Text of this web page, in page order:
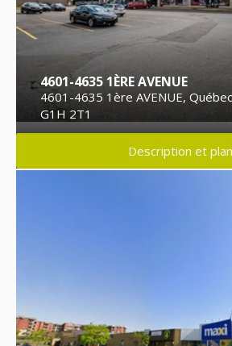
4601-4635 1ÈRE AVENUE
4601-4635 1ère AVENUE,
G1H 2T1
Description et plan